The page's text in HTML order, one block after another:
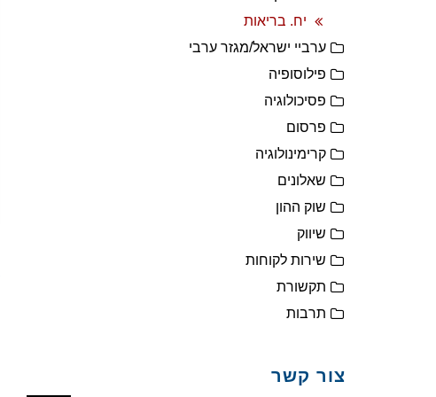
יח. בריאות
ערביי ישראל/מגזר ערבי
פילוסופיה
פסיכולוגיה
פרסום
קרימינולוגיה
שאלונים
שוק ההון
שיווק
שירות לקוחות
תקשורת
תרבות
צור קשר